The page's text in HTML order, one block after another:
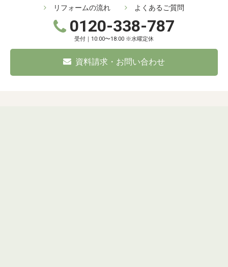
リフォームの流れ よくあるご質問
0120-338-787
受付｜10:00〜18:00 ※水曜定休
資料請求・お問い合わせ